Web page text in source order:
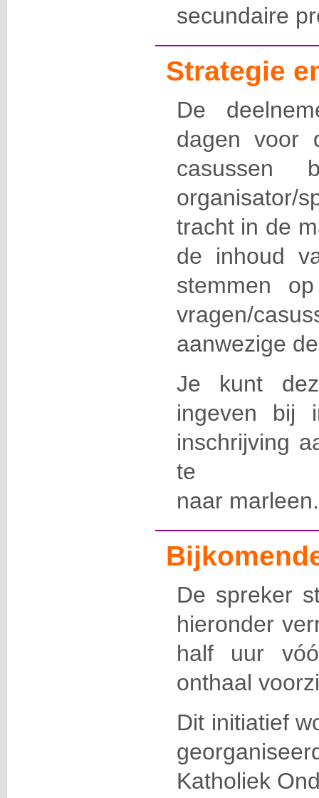
secundaire
Strategie
De
dagen voor
casussen
tracht in de
de inhoud
stemmen
vragen/
aanwezige
Je kunt
ingeven bij
inschrijving
te
naar
De spreker
hieronder
half uur
onthaal
Dit initiatief
Katholiek